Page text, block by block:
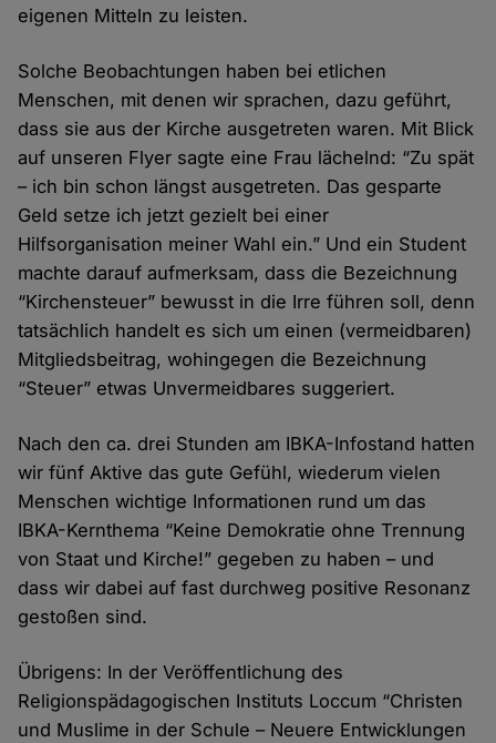
eigenen Mitteln zu leisten.
Solche Beobachtungen haben bei etlichen
Menschen, mit denen wir sprachen, dazu geführt,
dass sie aus der Kirche ausgetreten waren. Mit Blick
auf unseren Flyer sagte eine Frau lächelnd: “Zu spät
– ich bin schon längst ausgetreten. Das gesparte
Geld setze ich jetzt gezielt bei einer
Hilfsorganisation meiner Wahl ein.” Und ein Student
machte darauf aufmerksam, dass die Bezeichnung
“Kirchensteuer” bewusst in die Irre führen soll, denn
tatsächlich handelt es sich um einen (vermeidbaren)
Mitgliedsbeitrag, wohingegen die Bezeichnung
“Steuer” etwas Unvermeidbares suggeriert.
Nach den ca. drei Stunden am IBKA-Infostand hatten
wir fünf Aktive das gute Gefühl, wiederum vielen
Menschen wichtige Informationen rund um das
IBKA-Kernthema “Keine Demokratie ohne Trennung
von Staat und Kirche!” gegeben zu haben – und
dass wir dabei auf fast durchweg positive Resonanz
gestoßen sind.
Übrigens: In der Veröffentlichung des
Religionspädagogischen Instituts Loccum “Christen
und Muslime in der Schule – Neuere Entwicklungen